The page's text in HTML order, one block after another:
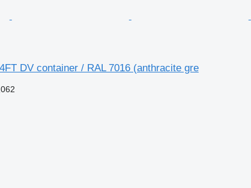
DV container / RAL 7016 (anthracite gre